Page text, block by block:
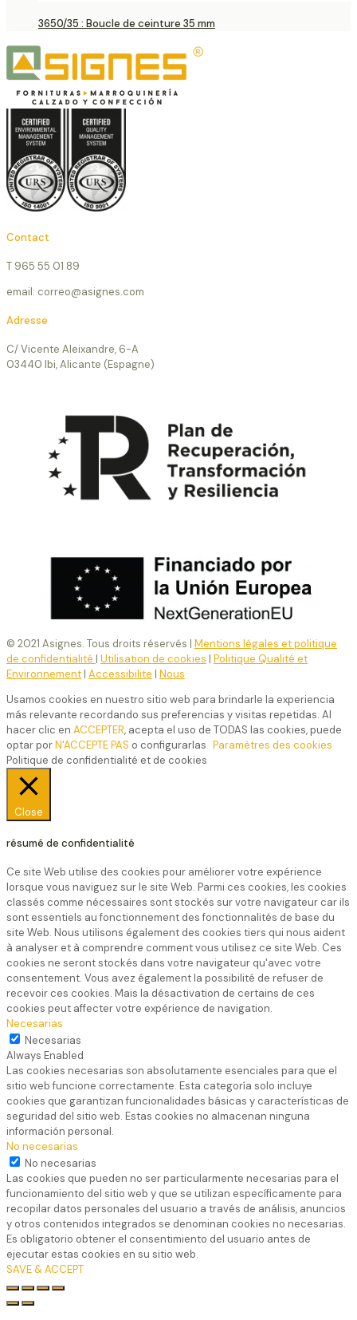
3650/35 : Boucle de ceinture 35 mm
Contact
T 965 55 01 89
email: correo@asignes.com
Adresse
C/ Vicente Aleixandre, 6-A
03440 Ibi, Alicante (Espagne)
© 2021 Asignes. Tous droits réservés | Mentions légales et politique
de confidentialité | Utilisation de cookies | Politique Qualité et
Environnement| Accessibilite | Nous
Usamos cookies en nuestro sitio web para brindarle la experiencia
más relevante recordando sus preferencias y visitas repetidas. Al
hacer clic en ACCEPTER, acepta el uso de TODAS las cookies, puede
optar porN'ACCEPTE PAS o configurarlas Paramètres des cookies
Politique de confidentialité et de cookies
Close
résumé de confidentialité
Ce site Web utilise des cookies pour améliorer votre expérience
lorsque vous naviguez sur le site Web. Parmi ces cookies, les cookies
classés comme nécessaires sont stockés sur votre navigateur car ils
sont essentiels au fonctionnement des fonctionnalités de base du
site Web. Nous utilisons également des cookies tiers qui nous aident
à analyser et à comprendre comment vous utilisez ce site Web. Ces
cookies ne seront stockés dans votre navigateur qu'avec votre
consentement. Vous avez également la possibilité de refuser de
recevoir ces cookies. Mais la désactivation de certains de ces
cookies peut affecter votre expérience de navigation.
Necesarias
Necesarias
Always Enabled
Las cookies necesarias son absolutamente esenciales para que el
sitio web funcione correctamente. Esta categoría solo incluye
cookies que garantizan funcionalidades básicas y características de
seguridad del sitio web. Estas cookies no almacenan ninguna
información personal.
No necesarias
No necesarias
Las cookies que pueden no ser particularmente necesarias para el
funcionamiento del sitio web y que se utilizan específicamente para
recopilar datos personales del usuario a través de análisis, anuncios
y otros contenidos integrados se denominan cookies no necesarias.
Es obligatorio obtener el consentimiento del usuario antes de
ejecutar estas cookies en su sitio web.
SAVE & ACCEPT